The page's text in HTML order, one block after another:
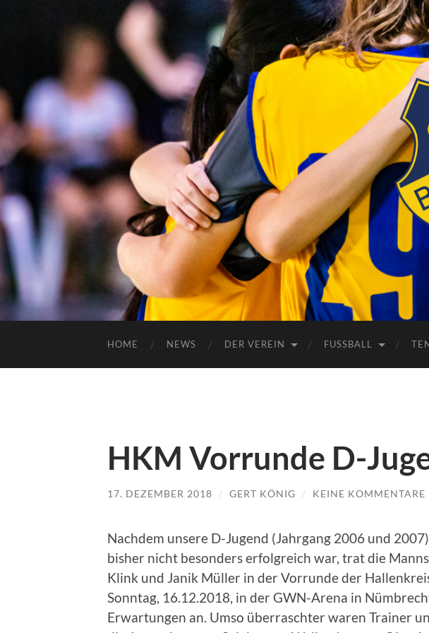
HOME NEWS DER VEREIN FUSSBALL
HKM Vorrunde D-
17. DEZEMBER 2018 / GERT KÖNIG / KEINE KOMMENTARE
Nachdem unsere D-Jugend (Jahrgang 2006 und
bisher nicht besonders erfolgreich war, trat die
Klink und Janik Müller in der Vorrunde der
Sonntag, 16.12.2018, in der GWN-Arena in
Erwartungen an. Umso überraschter waren Trainer